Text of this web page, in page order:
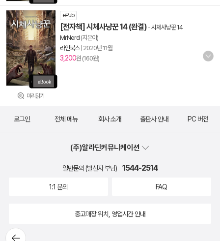
미리읽기
ePub
[전자책] 시체사냥꾼 14 (완결) -시체사냥꾼 14
MrNerd (지은이)
라인북스| 2020년 11월
3,200원 (160원)
뒤로가
로그인 전체 메뉴 회사 소개 출판사 안내 PC 버전
(주)알라딘커뮤니케이션
일반문의 (발신자 부담) 1544-2514
1:1 문의 FAQ
중고매장 위치, 영업시간 안내